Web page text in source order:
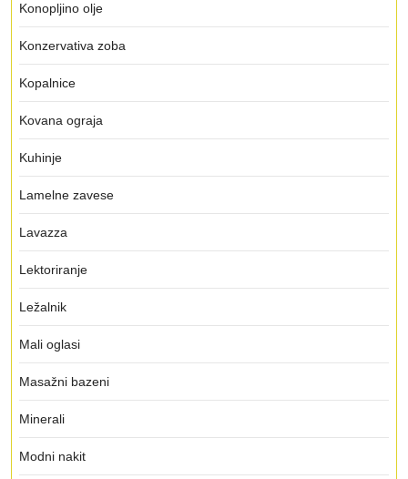
Konopljino olje
Konzervativa zoba
Kopalnice
Kovana ograja
Kuhinje
Lamelne zavese
Lavazza
Lektoriranje
Ležalnik
Mali oglasi
Masažni bazeni
Minerali
Modni nakit